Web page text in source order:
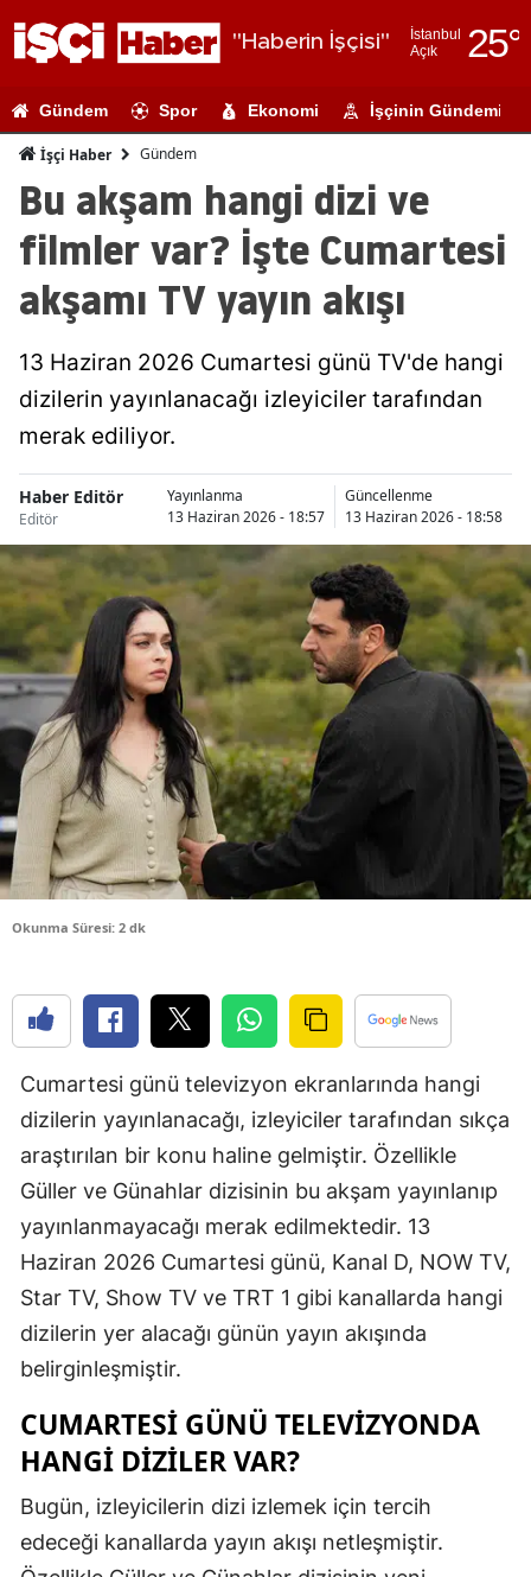
"Haberin İşçisi"
İstanbul
Açık
25°
Adıyaman
Amasya
Antalya
Artvin
Balıkesir
Bilecik
Bingöl
Bitlis
Bolu
Çanakkale
Çankırı
Denizli
Diyarbakır
Edirne
Erzincan
Eskişehir
Gümüşhane
Gündem Spor Ekonomi İşçinin Gündemi
İşçi Haber Gündem
Bu akşam hangi dizi ve
filmler var? İşte Cumartesi
akşamı TV yayın akışı
13 Haziran 2026 Cumartesi günü TV'de hangi
dizilerin yayınlanacağı izleyiciler tarafından
merak ediliyor.
Haber Editör
Editör
Yayınlanma
13 Haziran 2026 - 18:57
Güncellenme
13 Haziran 2026 - 18:58
Okunma Süresi: 2 dk
Cumartesi günü televizyon ekranlarında hangi
dizilerin yayınlanacağı, izleyiciler tarafından sıkça
araştırılan bir konu haline gelmiştir. Özellikle
Güller ve Günahlar dizisinin bu akşam yayınlanıp
yayınlanmayacağı merak edilmektedir. 13
Haziran 2026 Cumartesi günü, Kanal D, NOW TV,
Star TV, Show TV ve TRT 1 gibi kanallarda hangi
dizilerin yer alacağı günün yayın akışında
belirginleşmiştir.
CUMARTESI GÜNÜ TELEVIZYONDA
HANGI DIZILER VAR?
Bugün, izleyicilerin dizi izlemek için tercih
edeceği kanallarda yayın akışı netleşmiştir.